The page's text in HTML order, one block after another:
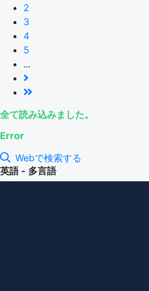
2
3
4
5
...
全て読み込みました。
Error
Webで検索する
英語 - 多言語